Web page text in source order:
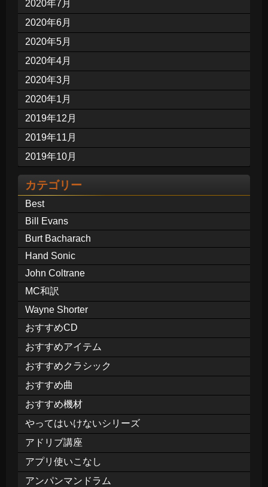
2020年7月
2020年6月
2020年5月
2020年4月
2020年3月
2020年1月
2019年12月
2019年11月
2019年10月
カテゴリー
Best
Bill Evans
Burt Bacharach
Hand Sonic
John Coltrane
MC和訳
Wayne Shorter
おすすめCD
おすすめアイテム
おすすめクラシック
おすすめ曲
おすすめ機材
やってはいけないシリーズ
アドリブ講座
アプリ使いこなし
アンパンマンドラム